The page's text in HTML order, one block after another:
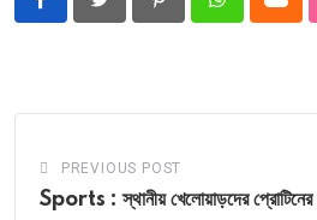
PinterestWhatsappCloud
PREVIOUS POST
Sports : স্থানীয় খেলোয়াড়দের প্রোটিনের